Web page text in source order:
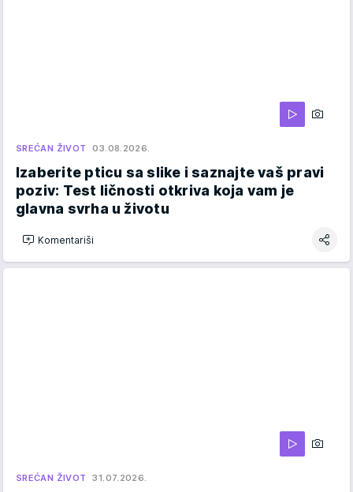
SREĆAN ŽIVOT 03.08.2026.
Izaberite pticu sa slike i saznajte vaš pravi
poziv: Test ličnosti otkriva koja vam je
glavna svrha u životu
Komentariši
SREĆAN ŽIVOT 31.07.2026.